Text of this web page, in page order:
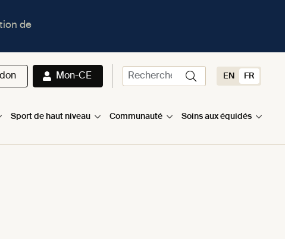
de
Mon-CE EN FR
Sport de haut niveau Communauté Soins aux équidés